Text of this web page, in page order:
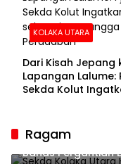
KOLAKA UTARA
Dari Kisah Jepang
Lapangan Lalume:
Sekda Kolut
Ragam
Sekda Kolaka
Bahas Pergantian